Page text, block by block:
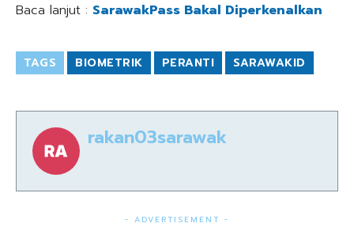
Baca lanjut : SarawakPass Bakal Diperkenalkan
TAGS BIOMETRIK PERANTI SARAWAKID
rakan03sarawak
- ADVERTISEMENT -